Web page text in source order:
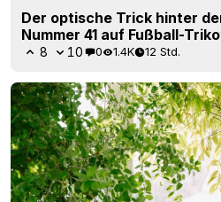
Der optische Trick hinter
Nummer 41 auf Fußball-
8 10 0 1.4K 12 Std.